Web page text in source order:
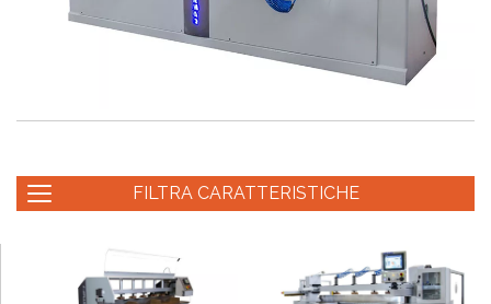
FILTRA CARATTERISTICHE